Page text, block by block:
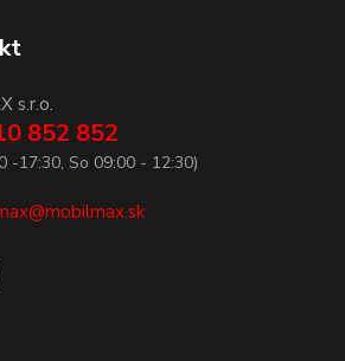
s.r.o.
852 852
-17:30, So 09:00 - 12:30)